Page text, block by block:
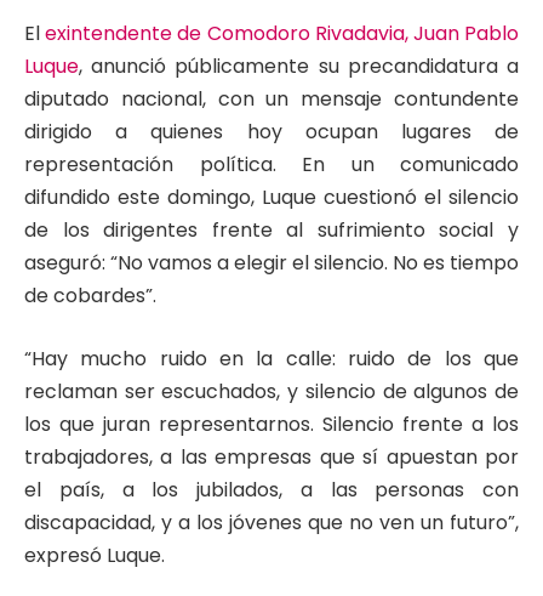
Elexintendente de Comodoro Rivadavia, Juan Pablo
Luque, anunció públicamente su precandidatura a
diputado nacional, con un mensaje contundente
dirigido a quienes hoy ocupan lugares de
representación política. En un comunicado
difundido este domingo, Luque cuestionó el silencio
de los dirigentes frente al sufrimiento social y
aseguró: “No vamos a elegir el silencio. No es tiempo
de cobardes”.
“Hay mucho ruido en la calle: ruido de los que
reclaman ser escuchados, y silencio de algunos de
los que juran representarnos. Silencio frente a los
trabajadores, a las empresas que sí apuestan por
el país, a los jubilados, a las personas con
discapacidad, y a los jóvenes que no ven un futuro”,
expresó Luque.